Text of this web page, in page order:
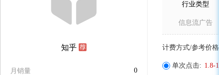
知乎
月销量 0
行业类型
信息流广告
计费方式/参考价格
单次点击: 1.8-